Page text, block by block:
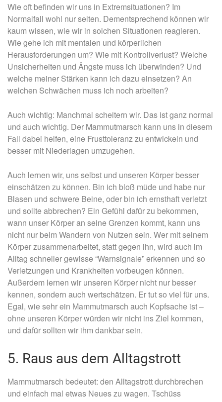
Wie oft befinden wir uns in Extremsituationen? Im
Normalfall wohl nur selten. Dementsprechend können wir
kaum wissen, wie wir in solchen Situationen reagieren.
Wie gehe ich mit mentalen und körperlichen
Herausforderungen um? Wie mit Kontrollverlust? Welche
Unsicherheiten und Ängste muss ich überwinden? Und
welche meiner Stärken kann ich dazu einsetzen? An
welchen Schwächen muss ich noch arbeiten?
Auch wichtig: Manchmal scheitern wir. Das ist ganz normal
und auch wichtig. Der Mammutmarsch kann uns in diesem
Fall dabei helfen, eine Frusttoleranz zu entwickeln und
besser mit Niederlagen umzugehen.
Auch lernen wir, uns selbst und unseren Körper besser
einschätzen zu können. Bin ich bloß müde und habe nur
Blasen und schwere Beine, oder bin ich ernsthaft verletzt
und sollte abbrechen? Ein Gefühl dafür zu bekommen,
wann unser Körper an seine Grenzen kommt, kann uns
nicht nur beim Wandern von Nutzen sein. Wer mit seinem
Körper zusammenarbeitet, statt gegen ihn, wird auch im
Alltag schneller gewisse “Warnsignale” erkennen und so
Verletzungen und Krankheiten vorbeugen können.
Außerdem lernen wir unseren Körper nicht nur besser
kennen, sondern auch wertschätzen. Er tut so viel für uns.
Egal, wie sehr ein Mammutmarsch auch Kopfsache ist –
ohne unseren Körper würden wir nicht ins Ziel kommen,
und dafür sollten wir ihm dankbar sein.
5. Raus aus dem Alltagstrott
Mammutmarsch bedeutet: den Alltagstrott durchbrechen
und einfach mal etwas Neues zu wagen. Tschüss